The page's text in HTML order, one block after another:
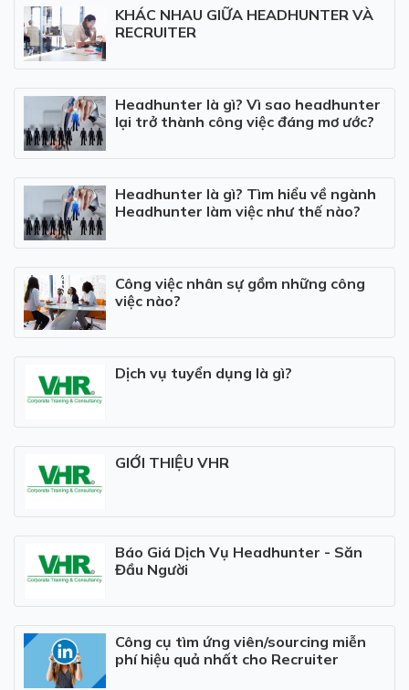
KHÁC NHAU GIỮA HEADHUNTER VÀ
RECRUITER
Headhunter là gì? Vì sao headhunter
lại trở thành công việc đáng mơ ước?
Headhunter là gì? Tìm hiểu về ngành
Headhunter làm việc như thế nào?
Công việc nhân sự gồm những công
việc nào?
Dịch vụ tuyển dụng là gì?
GIỚI THIỆU VHR
Báo Giá Dịch Vụ Headhunter - Săn
Đầu Người
Công cụ tìm ứng viên/sourcing miễn
phí hiệu quả nhất cho Recruiter